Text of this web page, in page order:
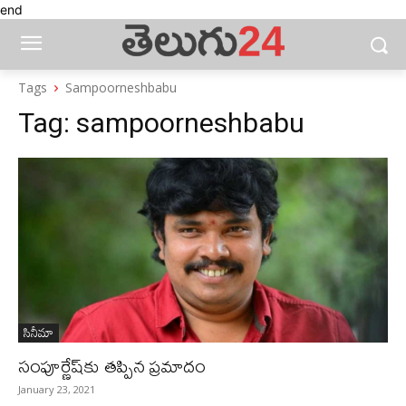
end
Tags Sampoorneshbabu
Tag: sampoorneshbabu
సినీమా
సంపూర్ణేష్‌కు తప్పిన ప్రమాదం
January 23, 2021